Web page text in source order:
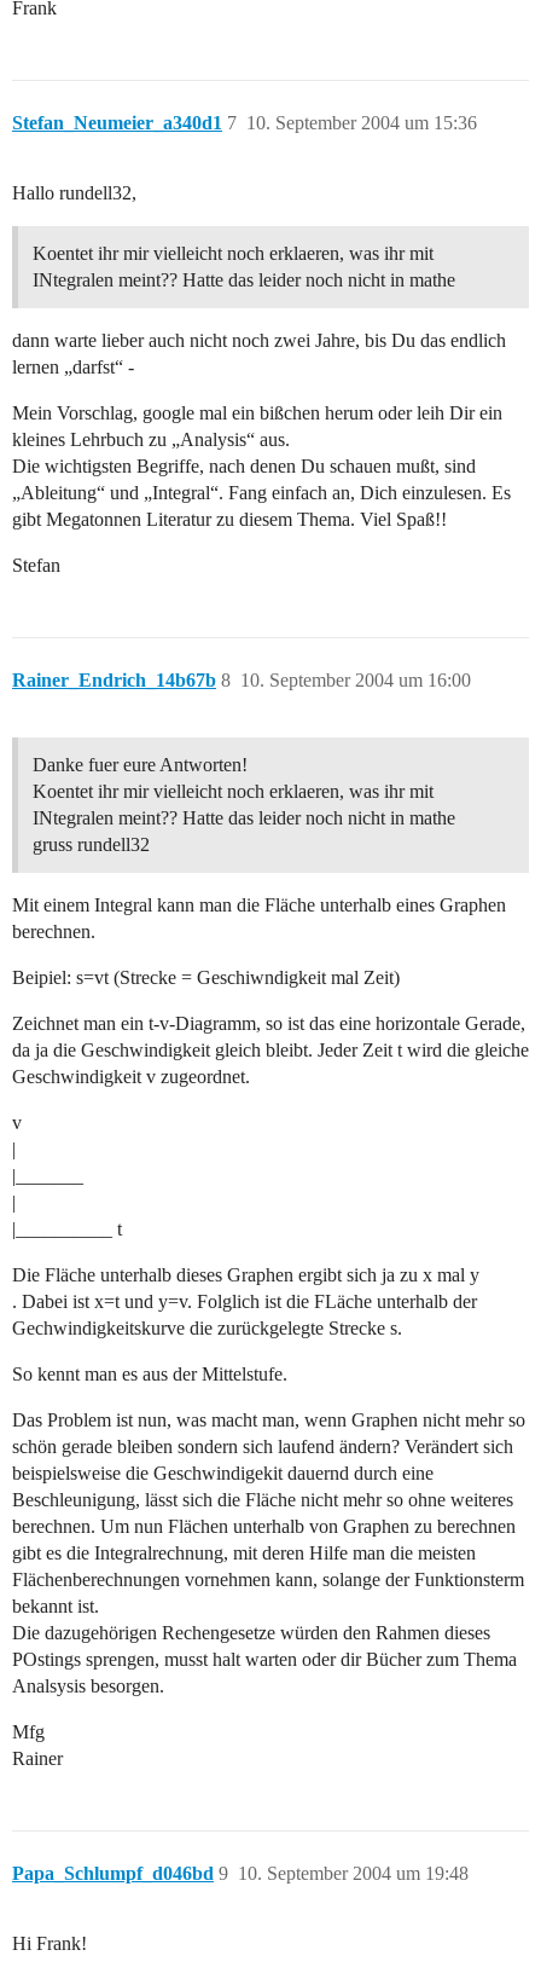
Frank
Stefan_Neumeier_a340d1 10. September 2004 um 15:36
7
Hallo rundell32,
Koentet ihr mir vielleicht noch erklaeren, was ihr mit
INtegralen meint?? Hatte das leider noch nicht in mathe
dann warte lieber auch nicht noch zwei Jahre, bis Du das endlich
lernen „darfst“ -
Mein Vorschlag, google mal ein bißchen herum oder leih Dir ein
kleines Lehrbuch zu „Analysis“ aus.
Die wichtigsten Begriffe, nach denen Du schauen mußt, sind
„Ableitung“ und „Integral“. Fang einfach an, Dich einzulesen. Es
gibt Megatonnen Literatur zu diesem Thema. Viel Spaß!!
Stefan
Rainer_Endrich_14b67b 10. September 2004 um 16:00
8
Danke fuer eure Antworten!
Koentet ihr mir vielleicht noch erklaeren, was ihr mit
INtegralen meint?? Hatte das leider noch nicht in mathe
gruss rundell32
Mit einem Integral kann man die Fläche unterhalb eines Graphen
berechnen.
Beipiel: s=vt (Strecke = Geschiwndigkeit mal Zeit)
Zeichnet man ein t-v-Diagramm, so ist das eine horizontale Gerade,
da ja die Geschwindigkeit gleich bleibt. Jeder Zeit t wird die gleiche
Geschwindigkeit v zugeordnet.
v
|
|_______
|
|__________ t
Die Fläche unterhalb dieses Graphen ergibt sich ja zu x mal y
. Dabei ist x=t und y=v. Folglich ist die FLäche unterhalb der
Gechwindigkeitskurve die zurückgelegte Strecke s.
So kennt man es aus der Mittelstufe.
Das Problem ist nun, was macht man, wenn Graphen nicht mehr so
schön gerade bleiben sondern sich laufend ändern? Verändert sich
beispielsweise die Geschwindigekit dauernd durch eine
Beschleunigung, lässt sich die Fläche nicht mehr so ohne weiteres
berechnen. Um nun Flächen unterhalb von Graphen zu berechnen
gibt es die Integralrechnung, mit deren Hilfe man die meisten
Flächenberechnungen vornehmen kann, solange der Funktionsterm
bekannt ist.
Die dazugehörigen Rechengesetze würden den Rahmen dieses
POstings sprengen, musst halt warten oder dir Bücher zum Thema
Analsysis besorgen.
Mfg
Rainer
Papa_Schlumpf_d046bd 10. September 2004 um 19:48
9
Hi Frank!